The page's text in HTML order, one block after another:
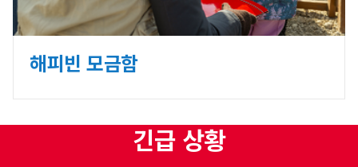
해피빈 모금함
긴급 상황